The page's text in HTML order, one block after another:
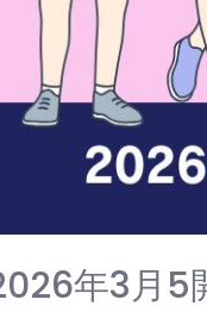
年3月5